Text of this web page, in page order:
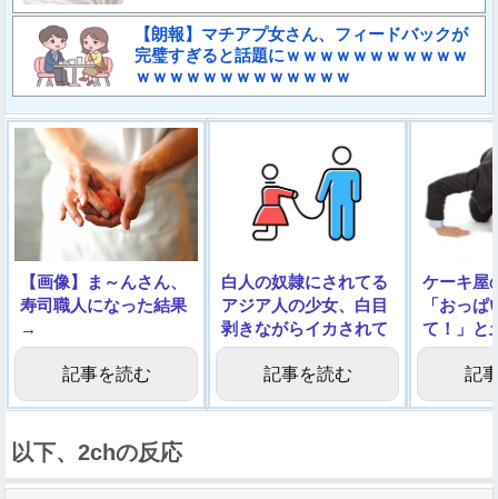
【朗報】マチアプ女さん、フィードバックが
完璧すぎると話題にｗｗｗｗｗｗｗｗｗｗｗ
ｗｗｗｗｗｗｗｗｗｗｗｗｗ
【画像】ま～んさん、
寿司職人になった結果
→
記事を読む
白人の奴隷にされてる
アジア人の少女、白目
剥きながらイカされて
しまう…
記事を読む
ケーキ屋
「おっ
て！」と
でみた結
記
以下、2chの反応